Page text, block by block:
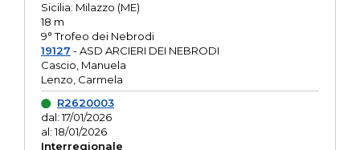
Sicilia: Milazzo (ME)
18 m
9° Trofeo dei Nebrodi
19127 - ASD ARCIERI DEI NEBRODI
Cascio, Manuela
Lenzo, Carmela
R2620003
dal: 17/01/2026
al: 18/01/2026
Interregionale